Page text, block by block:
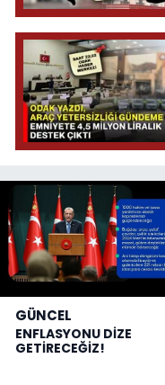
GÜNCEL
ENFLASYONU DİZE
GETİRECEĞİZ!